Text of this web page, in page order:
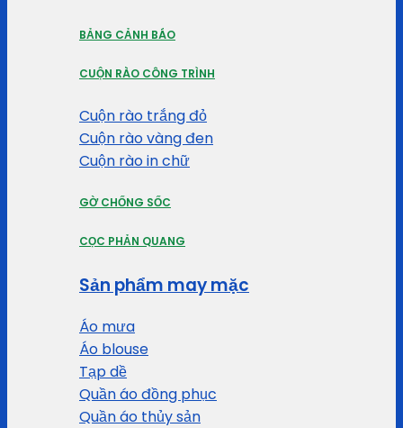
BẢNG CẢNH BÁO
CUỘN RÀO CÔNG TRÌNH
Cuộn rào trắng đỏ
Cuộn rào vàng đen
Cuộn rào in chữ
GỜ CHỐNG SỐC
CỌC PHẢN QUANG
Sản phẩm may mặc
Áo mưa
Áo blouse
Tạp dề
Quần áo đồng phục
Quần áo thủy sản